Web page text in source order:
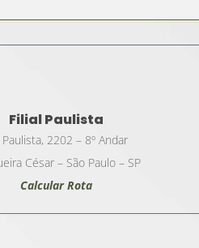
Filial Paulista
Paulista, 2202 – 8º Andar
César – São Paulo – SP
Calcular Rota